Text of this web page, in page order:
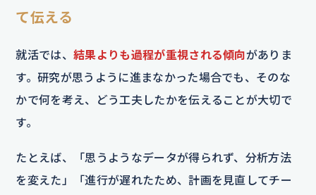
て伝える
就活では、 結果よりも過程が重視される傾向がありま
す。研究が思うように進まなかった場合でも、そのな
かで何を考え、どう工夫したかを伝えることが大切で
す。
たとえば、「思うようなデータが得られず、分析方法
を変えた」「進行が遅れたため、計画を見直してチー